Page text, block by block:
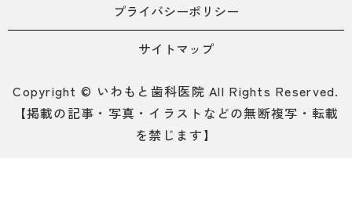
プライバシーポリシー
サイトマップ
Copyright © いわもと歯科医院 All Rights Reserved.
【掲載の記事・写真・イラストなどの無断複写・転載
を禁じます】